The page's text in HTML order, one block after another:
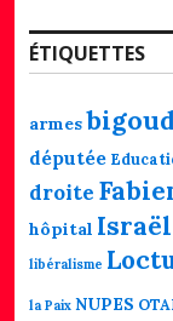
ÉTIQUETTES
armes
députée
droite
hôpital Israël
libéralisme
la Paix NUPES